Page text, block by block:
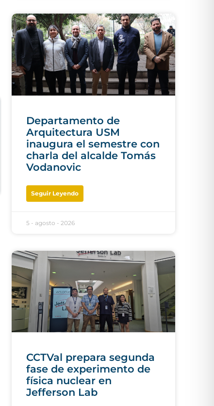
Departamento de
Arquitectura USM
inaugura el semestre con
charla del alcalde Tomás
Vodanovic
Seguir Leyendo
5 - agosto - 2026
CCTVal prepara segunda
fase de experimento de
física nuclear en
Jefferson Lab